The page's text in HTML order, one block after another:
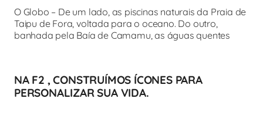
O Globo – De um lado, as piscinas naturais da Praia de
Taipu de Fora, voltada para o oceano. Do outro,
banhada pela Baía de Camamu, as águas quentes
NA F2 , CONSTRUÍMOS ÍCONES PARA
PERSONALIZAR SUA VIDA.